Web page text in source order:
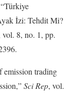
İzi: Tehdit Mi?
vol. 8, no. 1, pp.
trading
Sci Rep, vol.